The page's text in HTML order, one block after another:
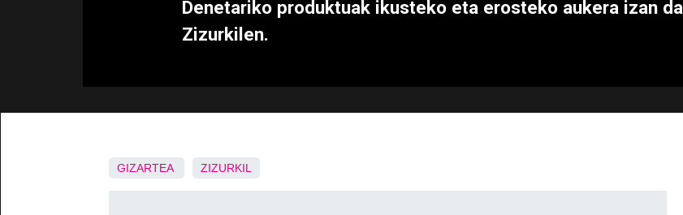
Denetariko produktuak ikusteko eta erosteko aukera izan da
Zizurkilen.
GIZARTEA ZIZURKIL